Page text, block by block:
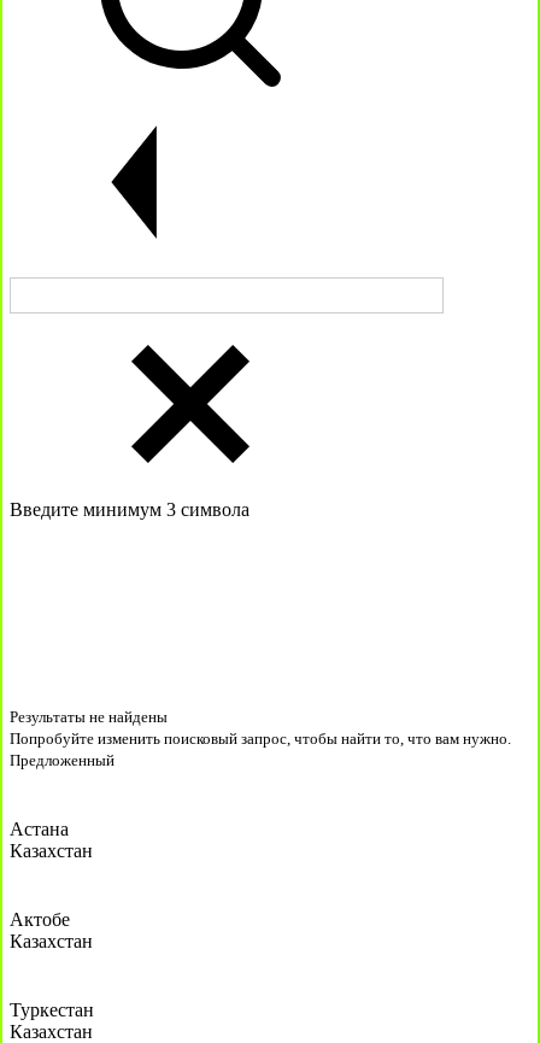
Введите минимум 3 символа
Результаты не найдены
Попробуйте изменить поисковый запрос, чтобы найти то, что вам нужно.
Предложенный
Астана
Казахстан
Актобе
Казахстан
Туркестан
Казахстан